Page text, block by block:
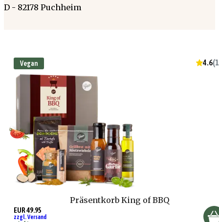
D - 82178 Puchheim
Vegan 4.6(
Präsentkorb King of BBQ
EUR 49.95
zzgl. Versand